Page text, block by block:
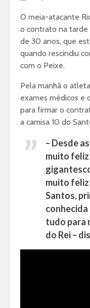
O meia-atacante
o contrato na tarde
de 30 anos, que
quando rescindiu
com o Peixe.
Pela manhã o
exames médicos e
para firmar o
a camisa 10 do
– Desde
muito feliz
muito feliz
Santos,
tudo para
do Rei –